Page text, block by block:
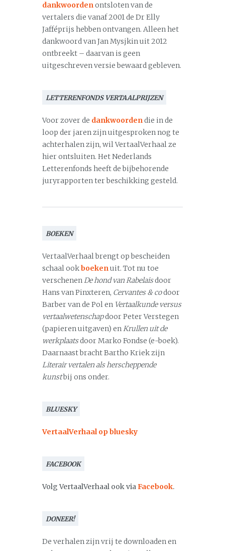
dankwoordenontsloten van de
vertalers die vanaf 2001 de Dr Elly
Jafféprijs hebben ontvangen. Alleen het
dankwoord van Jan Mysjkin uit 2012
ontbreekt – daarvan is geen
uitgeschreven versie bewaard gebleven.
LETTERENFONDS VERTAALPRIJZEN
Voor zover de dankwoordendie in de
loop der jaren zijn uitgesproken nog te
achterhalen zijn, wil VertaalVerhaal ze
hier ontsluiten. Het Nederlands
Letterenfonds heeft de bijbehorende
juryrapporten ter beschikking gesteld.
BOEKEN
VertaalVerhaal brengt op bescheiden
schaal ookboekenuit. Tot nu toe
verschenenDe hond van Rabelaisdoor
Hans van Pinxteren, Cervantes & codoor
Barber van de Pol en Vertaalkunde versus
vertaalwetenschapdoor Peter Verstegen
(papieren uitgaven) enKrullen uit de
werkplaatsdoor Marko Fondse (e-boek).
Daarnaast bracht Bartho Kriek zijn
Literair vertalen als herscheppende
kunstbij ons onder.
BLUESKY
VertaalVerhaal op bluesky
FACEBOOK
Volg VertaalVerhaal ook viaFacebook.
DONEER!
De verhalen zijn vrij te downloaden en